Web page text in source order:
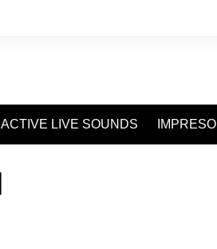
ACTIVE LIVE SOUNDS IMPRESO